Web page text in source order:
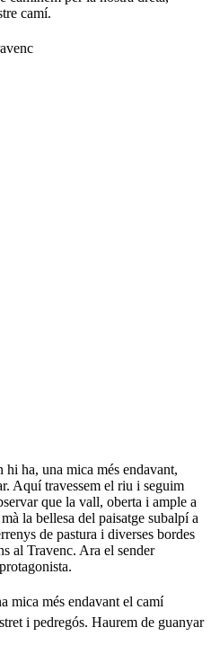
camí.
ha, una mica més endavant,
Aquí travessem el riu i seguim
que la vall, oberta i ample a
la bellesa del paisatge subalpí a
de pastura i diverses bordes
al Travenc. Ara el sender
mica més endavant el camí
i pedregós. Haurem de guanyar